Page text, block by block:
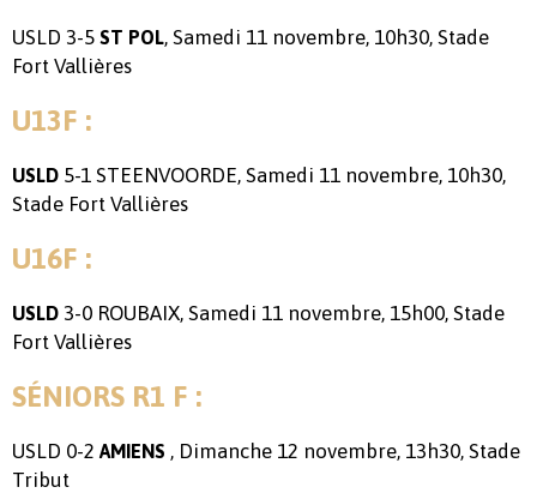
USLD 3-5 ST POL, Samedi 11 novembre, 10h30, Stade
Fort Vallières
U13F :
USLD 5-1 STEENVOORDE, Samedi 11 novembre, 10h30,
Stade Fort Vallières
U16F :
USLD 3-0 ROUBAIX, Samedi 11 novembre, 15h00, Stade
Fort Vallières
SÉNIORS R1 F :
USLD 0-2 AMIENS , Dimanche 12 novembre, 13h30, Stade
Tribut